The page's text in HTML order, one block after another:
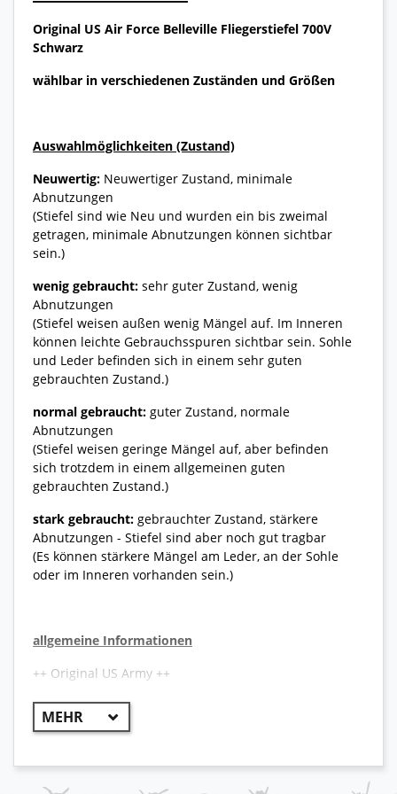
Original US Air Force Belleville Fliegerstiefel 700V
Schwarz
wählbar in verschiedenen Zuständen und Größen
Auswahlmöglichkeiten (Zustand)
Neuwertig: Neuwertiger Zustand, minimale
Abnutzungen
(Stiefel sind wie Neu und wurden ein bis zweimal
getragen, minimale Abnutzungen können sichtbar
sein.)
wenig gebraucht: sehr guter Zustand, wenig
Abnutzungen
(Stiefel weisen außen wenig Mängel auf. Im Inneren
können leichte Gebrauchsspuren sichtbar sein. Sohle
und Leder befinden sich in einem sehr guten
gebrauchten Zustand.)
normal gebraucht: guter Zustand, normale
Abnutzungen
(Stiefel weisen geringe Mängel auf, aber befinden
sich trotzdem in einem allgemeinen guten
gebrauchten Zustand.)
stark gebraucht: gebrauchter Zustand, stärkere
Abnutzungen - Stiefel sind aber noch gut tragbar
(Es können stärkere Mängel am Leder, an der Sohle
oder im Inneren vorhanden sein.)
allgemeine Informationen
++ Original US Army ++
Die Stiefeldesigner bei Belleville haben das Modell
700 für kalte Wetterbedingungen entwickelt. Diese